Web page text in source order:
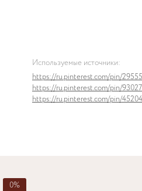
Используемые источники:
https://ru.pinterest.com/pin/
https://ru.pinterest.com/pin/
https://ru.pinterest.com/pin/